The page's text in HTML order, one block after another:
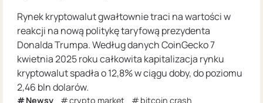
Rynek kryptowalut gwałtownie traci na wartości w
reakcji na nową politykę taryfową prezydenta
Donalda Trumpa. Według danych CoinGecko 7
kwietnia 2025 roku całkowita kapitalizacja rynku
kryptowalut spadła o 12,8% w ciągu doby, do poziomu
2,46 bln dolarów.
Newsy crypto market
bitcoin crash